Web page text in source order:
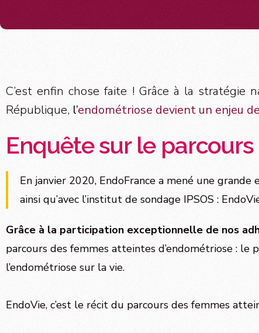
C’est enfin chose faite ! Grâce à la stratégie
République, l’endométriose devient un enjeu
Enquête sur le
En janvier 2020, EndoFrance a mené une
ainsi qu’avec l’institut de sondage IPSOS :
Grâce à la participation exceptionnelle de nos
parcours des femmes atteintes d’endométriose : le
l’endométriose sur la vie.
EndoVie, c’est le récit du parcours des femmes